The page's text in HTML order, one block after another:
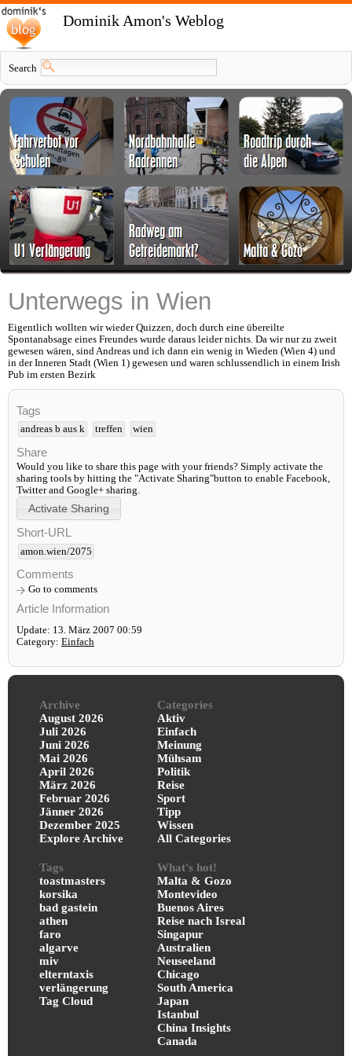
Dominik Amon's Weblog
Search
Unterwegs in Wien
Eigentlich wollten wir wieder Quizzen, doch durch eine übereilte
Spontanabsage eines Freundes wurde daraus leider nichts. Da wir nur zu zweit
gewesen wären, sind Andreas und ich dann ein wenig in Wieden (Wien 4) und
in der Inneren Stadt (Wien 1) gewesen und waren schlussendlich in einem Irish
Pub im ersten Bezirk
Tags
andreas b aus k treffen wien
Share
Would you like to share this page with your friends? Simply activate the
sharing tools by hitting the "Activate Sharing"button to enable Facebook,
Twitter and Google+ sharing.
Short-URL
amon.wien/2075
Comments
Go to comments
Article Information
Update: 13. März 2007 00:59
Category: Einfach
Archive
August 2026
Juli 2026
Juni 2026
Mai 2026
April 2026
März 2026
Februar 2026
Jänner 2026
Dezember 2025
Explore Archive
Categories
Aktiv
Einfach
Meinung
Mühsam
Politik
Reise
Sport
Tipp
Wissen
All Categories
Tags
toastmasters
korsika
bad gastein
athen
faro
algarve
miv
elterntaxis
verlängerung
Tag Cloud
What's hot!
Malta & Gozo
Montevideo
Buenos Aires
Reise nach Isreal
Singapur
Australien
Neuseeland
Chicago
South America
Japan
Istanbul
China Insights
Canada